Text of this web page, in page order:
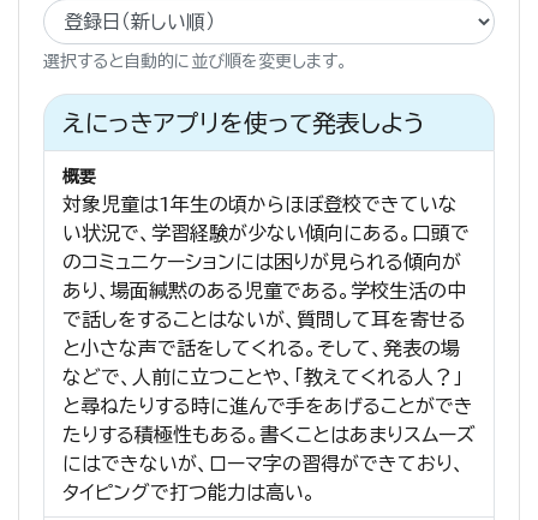
選択すると自動的に並び順を変更します。
えにっきアプリを使って発表しよう
概要
対象児童は1年生の頃からほぼ登校できていな
い状況で、学習経験が少ない傾向にある。口頭で
のコミュニケーションには困りが見られる傾向が
あり、場面緘黙のある児童である。学校生活の中
で話しをすることはないが、質問して耳を寄せる
と小さな声で話をしてくれる。そして、発表の場
などで、人前に立つことや、「教えてくれる人？」
と尋ねたりする時に進んで手をあげることができ
たりする積極性もある。書くことはあまりスムーズ
にはできないが、ローマ字の習得ができており、
タイピングで打つ能力は高い。